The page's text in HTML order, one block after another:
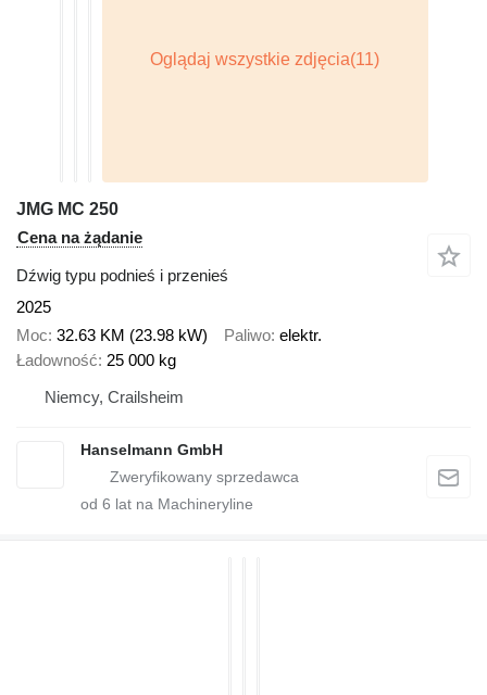
JMG MC 250
Cena na żądanie
Dźwig typu podnieś i przenieś
2025
Moc 32.63 KM (23.98 kW) Paliwo elektr.
Ładowność 25 000 kg
Niemcy, Crailsheim
Hanselmann GmbH
od 6 lat na Machineryline